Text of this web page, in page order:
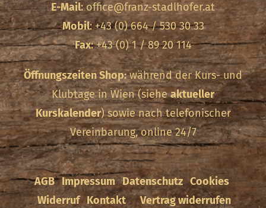
E-Mail:office@franz-stadlhofer.at
Mobil: +43 (0) 664 / 530 30 33
Fax: +43 (0) 1 / 89 20 114
Öffnungszeiten Shop:während der Kurs- und
Klubtage in Wien (sieheaktueller
Kurskalender) sowie nach telefonischer
Vereinbarung, online 24/7
AGB Impressum Datenschutz Cookies
Widerruf Kontakt Vertrag widerrufen